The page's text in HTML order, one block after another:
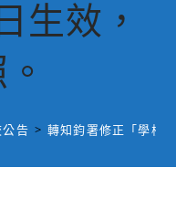
生效，
告 > 轉知鈞署修正「學校